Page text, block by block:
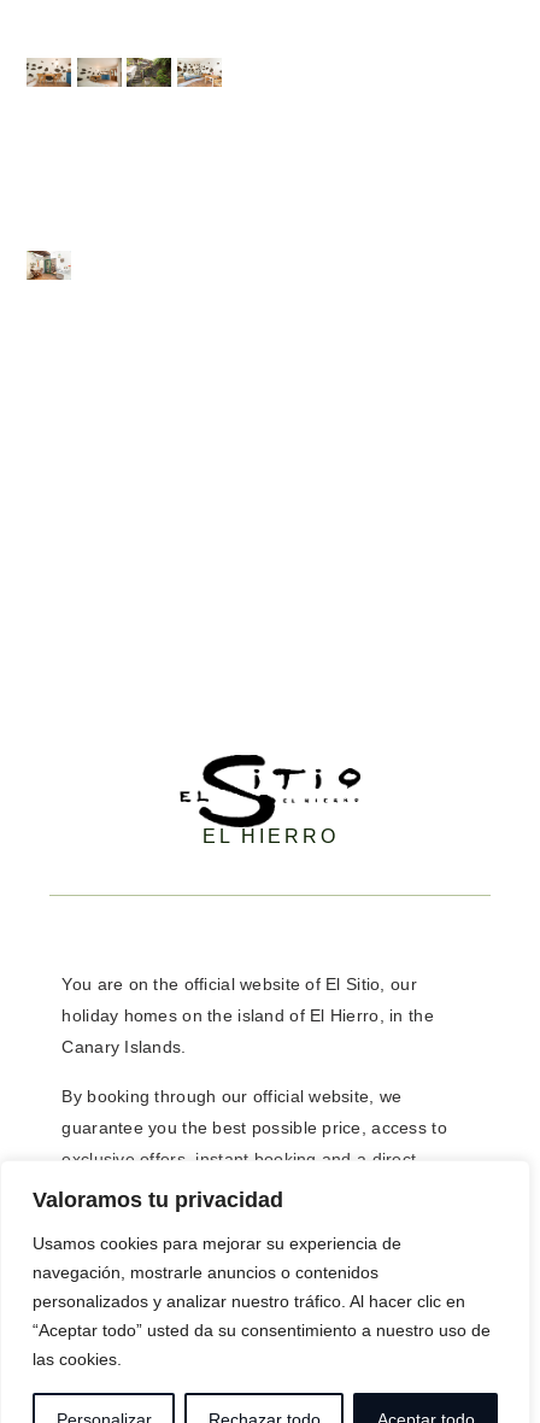
Valoramos tu privacidad
Usamos cookies para mejorar su experiencia de
navegación, mostrarle anuncios o contenidos
personalizados y analizar nuestro tráfico. Al hacer clic en
“Aceptar todo” usted da su consentimiento a nuestro uso de
las cookies.
EL HIERRO
You are on the official website of El Sitio,our
holiday homes on the island of El Hierro, in the
Canary Islands.
By booking through our official website, we
guarantee you the best possible price , access to
exclusive offers,instant booking and a direct,
personal service
, with no intermediaries.
EL SITIO
Calle la Carrera, nº 26, 38911 Frontera,
Santa Cruz de Tenerife, España
info@elsitio-elhierro.es
+34 922 55 98 43